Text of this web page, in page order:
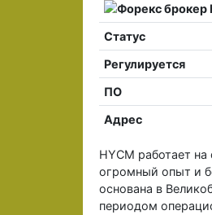
Статус
Регулируется
ПО
Адрес
HYCM работает
огромный опыт и
основана в
периодом